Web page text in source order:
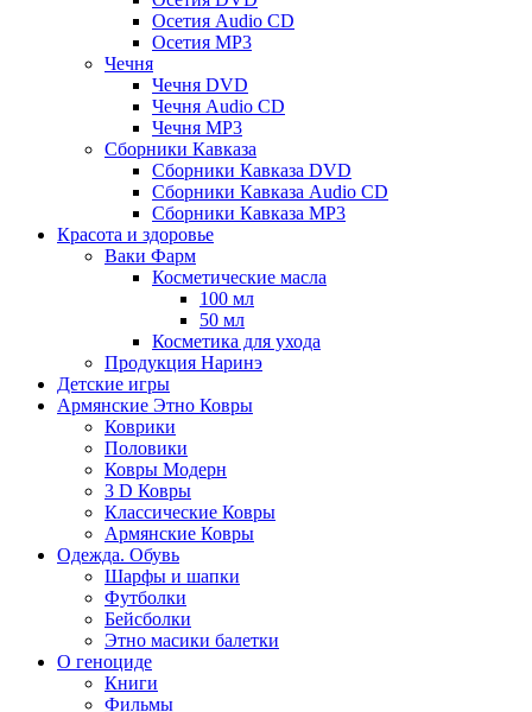
Осетия Audio CD
Осетия MP3
Чечня
Чечня DVD
Чечня Audio CD
Чечня MP3
Сборники Кавказа
Сборники Кавказа DVD
Сборники Кавказа Audio CD
Сборники Кавказа MP3
Красота и здоровье
Ваки Фарм
Косметические масла
100 мл
50 мл
Косметика для ухода
Продукция Наринэ
Детские игры
Армянские Этно Ковры
Коврики
Половики
Ковры Модерн
3 D Ковры
Классические Ковры
Армянские Ковры
Одежда. Обувь
Шарфы и шапки
Футболки
Бейсболки
Этно масики балетки
О геноциде
Книги
Фильмы